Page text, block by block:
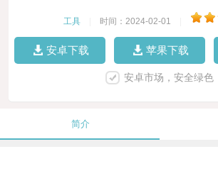
工具 时间：2024-02-01
安卓下载 苹果下载
安卓市场，安全绿色
简介